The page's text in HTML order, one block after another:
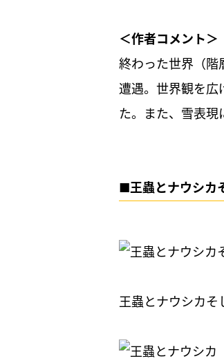
＜作者コメント＞
終わった世界（階
遭遇。世界観を広
た。また、雪表現
■王蟲とナウシカ
王蟲とナウシカそ